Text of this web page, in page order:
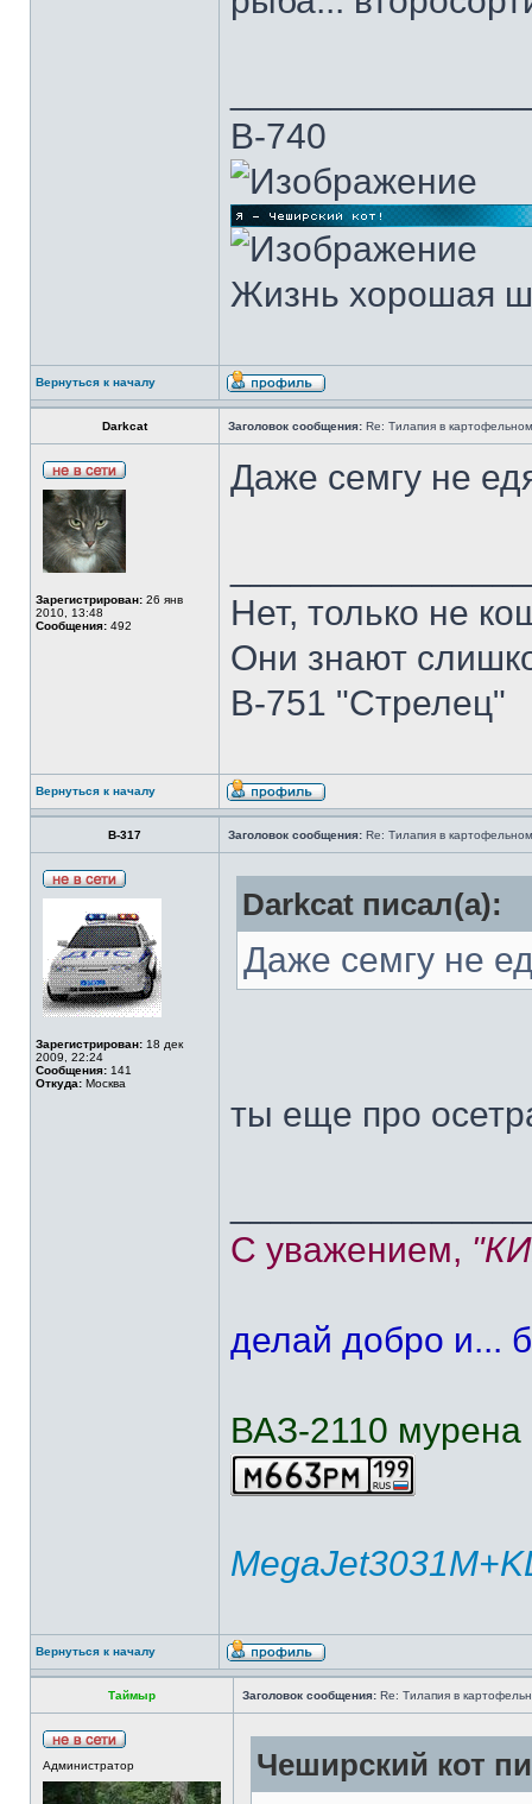
В-740
Жизнь хорошая
Вернуться к началу
Darkcat Заголовок сообщения: Re: Тилапия в
Зарегистрирован: 26 янв
2010, 13:48
Сообщения: 492
Даже семгу не
Нет, только не
Они знают
В-751 "Стрелец"
Вернуться к началу
В-317 Заголовок сообщения: Re: Тилапия в
Зарегистрирован: 18 дек
2009, 22:24
Сообщения: 141
Откуда: Москва
Darkcat писал(а):
Даже семгу не
ты еще про
С уважением,
делай добро и...
ВАЗ-2110 мурена
Вернуться к началу
Таймыр Заголовок сообщения: Re: Тилапия в
Администратор Чеширский кот